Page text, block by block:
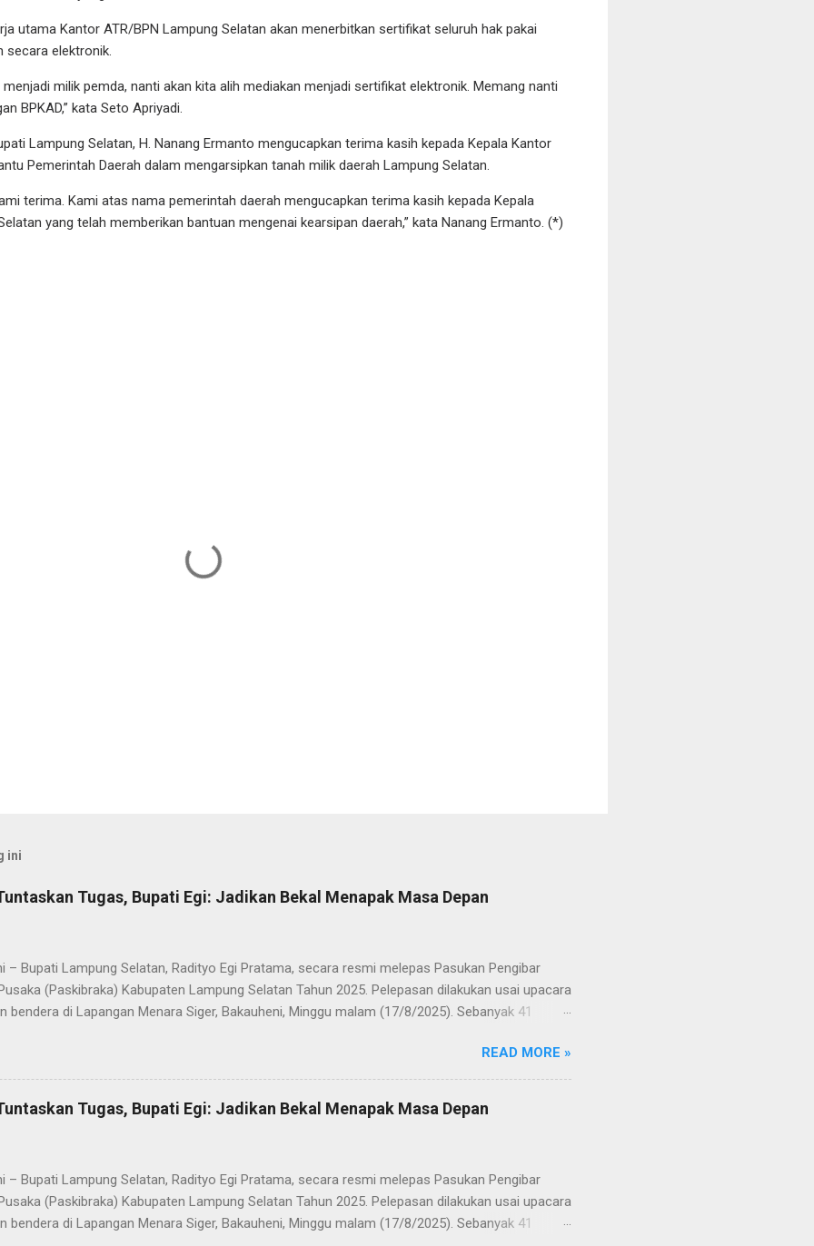
utama Kantor ATR/BPN Lampung Selatan akan menerbitkan sertifikat seluruh hak pakai
secara elektronik.
menjadi milik pemda, nanti akan kita alih mediakan menjadi sertifikat elektronik. Memang nanti
BPKAD,” kata Seto Apriyadi.
Lampung Selatan, H. Nanang Ermanto mengucapkan terima kasih kepada Kepala Kantor
Pemerintah Daerah dalam mengarsipkan tanah milik daerah Lampung Selatan.
terima. Kami atas nama pemerintah daerah mengucapkan terima kasih kepada Kepala
yang telah memberikan bantuan mengenai kearsipan daerah,” kata Nanang Ermanto. (*)
ini
Tugas, Bupati Egi: Jadikan Bekal Menapak Masa Depan
– Bupati Lampung Selatan, Radityo Egi Pratama, secara resmi melepas Pasukan Pengibar
(Paskibraka) Kabupaten Lampung Selatan Tahun 2025. Pelepasan dilakukan usai upacara
bendera di Lapangan Menara Siger, Bakauheni, Minggu malam (17/8/2025). Sebanyak 41
Republik Indonesia di Kabupaten Lampung Selatan, kini resmi menuntaskan
Mereka dilepas dengan penuh apresiasi atas dedikasi, disiplin, dan semangat kebangsaan yang
sepanjang rangkaian acara. Dalam sambutannya, Bupati Egi menyampaikan rasa bangga dan
kepada seluruh anggota Paskibraka, jajaran Forkopimda, Ketua DPRD, pelatih, serta para
Atas n...
READ MORE »
Tugas, Bupati Egi: Jadikan Bekal Menapak Masa Depan
– Bupati Lampung Selatan, Radityo Egi Pratama, secara resmi melepas Pasukan Pengibar
(Paskibraka) Kabupaten Lampung Selatan Tahun 2025. Pelepasan dilakukan usai upacara
bendera di Lapangan Menara Siger, Bakauheni, Minggu malam (17/8/2025). Sebanyak 41